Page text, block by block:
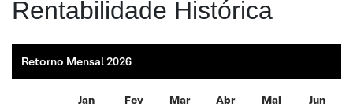
Rentabilidade Histórica
Retorno Mensal 2026
Jan Fev Mar Abr Mai Jun